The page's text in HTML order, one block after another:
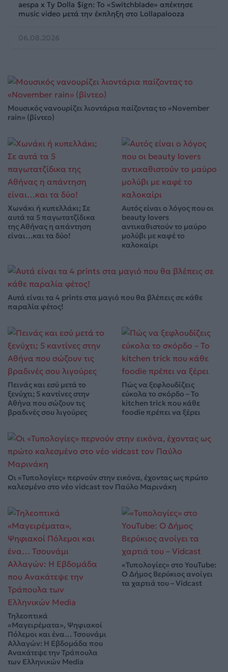
aespa x Ty Dolla $ign: Το «Switchblade» απέκτησε
music video μετά την έκπληξη στο Lollapalooza
06.08.2026
Μουσικός νανουρίζει λιοντάρια παίζοντας το «November
rain» (βίντεο)
Χωνάκι ή κυπελλάκι; Σε
αυτά τα 5 παγωτατζίδικα
της Αθήνας η απάντηση
είναι…και τα δύο!
Αυτός είναι ο λόγος που οι
beauty lovers
αντικαθιστούν το μαύρο
μολύβι με καφέ το
καλοκαίρι
Αυτά είναι τα 4 prints στα μαγιό που θα βλέπεις σε κάθε
παραλία φέτος!
Πεινάς και εσύ μετά το
ξενύχτι; 5 καντίνες στην
Αθήνα που σώζουν τις
βραδινές σου λιγούρες
Πώς να ξεφλουδίζεις
εύκολα το σκόρδο – Το
kitchen trick που κάθε
foodie πρέπει να ξέρει
Οι «Τυπολογίες» περνούν στην εικόνα, έχοντας ως πρώτο
καλεσμένο στο νέο vidcast τον Παύλο Μαρινάκη
Τηλεοπτικά
«Μαγειρέματα», Ψηφιακοί
Πόλεμοι και ένα… Τσουνάμι
Αλλαγών: Η Εβδομάδα που
Ανακάτεψε την Τράπουλα
των Ελληνικών Media
«Τυπολογίες» στο YouTube:
Ο Δήμος Βερύκιος ανοίγει
τα χαρτιά του – Vidcast